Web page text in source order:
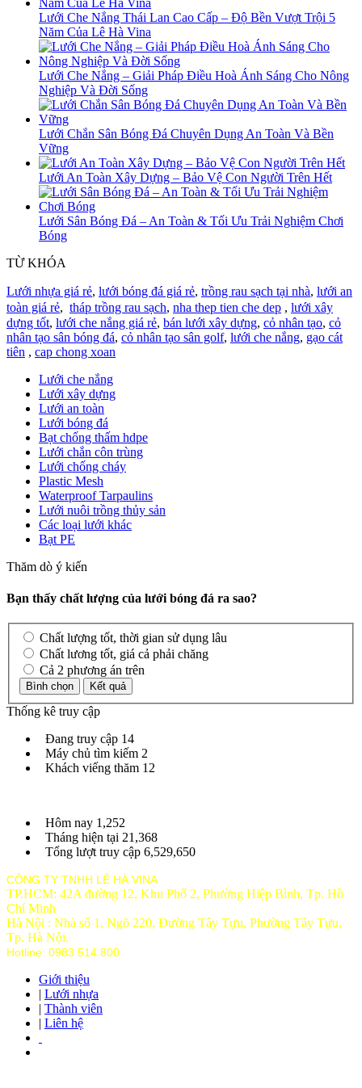
Lưới Che Nắng Thái Lan Cao Cấp – Độ Bền Vượt Trội 5
Năm Của Lê Hà Vina
Lưới Che Nắng – Giải Pháp Điều Hoà Ánh Sáng Cho Nông
Nghiệp Và Đời Sống
Lưới Chắn Sân Bóng Đá Chuyên Dụng An Toàn Và Bền
Vững
Lưới An Toàn Xây Dựng – Bảo Vệ Con Người Trên Hết
Lưới Sân Bóng Đá – An Toàn & Tối Ưu Trải Nghiệm Chơi
Bóng
TỪ KHÓA
Lưới nhựa giá rẻ, lưới bóng đá giá rẻ, trồng rau sạch tại nhà, lưới an
toàn giá rẻ, tháp trồng rau sạch, nha thep tien che dep , lưới xây
dựng tốt, lưới che nắng giá rẻ, bán lưới xây dựng, cỏ nhân tạo, cỏ
nhân tạo sân bóng đá, cỏ nhân tạo sân golf, lưới che nắng, gạo cát
tiên , cap chong xoan
Lưới che nắng
Lưới xây dựng
Lưới an toàn
Lưới bóng đá
Bạt chống thấm hdpe
Lưới chắn côn trùng
Lưới chống cháy
Plastic Mesh
Waterproof Tarpaulins
Lưới nuôi trồng thủy sản
Các loại lưới khác
Bạt PE
Thăm dò ý kiến
Bạn thấy chất lượng của lưới bóng đá ra sao?
Chất lượng tốt, thời gian sử dụng lâu
Chất lương tốt, giá cả phải chăng
Cả 2 phương án trên
Thống kê truy cập
Đang truy cập 14
Máy chủ tìm kiếm 2
Khách viếng thăm 12
Hôm nay 1,252
Tháng hiện tại 21,368
Tổng lượt truy cập 6,529,650
CÔNG TY TNHH LÊ HÀ VINA
TP.HCM: 42A đường 12, Khu Phố 2, Phường Hiệp Bình, Tp. Hồ
Chí Minh
Hà Nội : Nhà số 1, Ngõ 220, Đường Tây Tựu, Phường Tây Tựu,
Tp. Hà Nội.
Hotline: 0983 514 800
Giới thiệu
| Lưới nhựa
| Thành viên
| Liên hệ